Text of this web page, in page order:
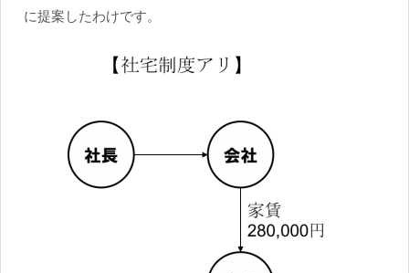
に提案したわけです。